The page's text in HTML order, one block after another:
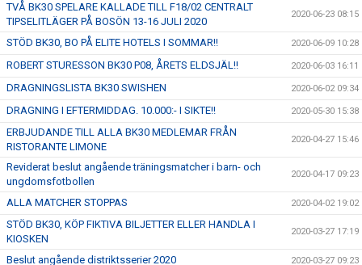
TVÅ BK30 SPELARE KALLADE TILL F18/02 CENTRALT
TIPSELITLÄGER PÅ BOSÖN 13-16 JULI 2020
2020-06-23 08:15
STÖD BK30, BO PÅ ELITE HOTELS I SOMMAR!! 2020-06-09 10:28
ROBERT STURESSON BK30 P08, ÅRETS ELDSJÄL!! 2020-06-03 16:11
DRAGNINGSLISTA BK30 SWISHEN 2020-06-02 09:34
DRAGNING I EFTERMIDDAG. 10.000:- I SIKTE!! 2020-05-30 15:38
ERBJUDANDE TILL ALLA BK30 MEDLEMAR FRÅN
RISTORANTE LIMONE
2020-04-27 15:46
Reviderat beslut angående träningsmatcher i barn- och
ungdomsfotbollen
2020-04-17 09:23
ALLA MATCHER STOPPAS 2020-04-02 19:02
STÖD BK30, KÖP FIKTIVA BILJETTER ELLER HANDLA I
KIOSKEN
2020-03-27 17:19
Beslut angående distriktsserier 2020 2020-03-27 09:23